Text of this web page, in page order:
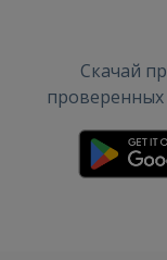
Скачай